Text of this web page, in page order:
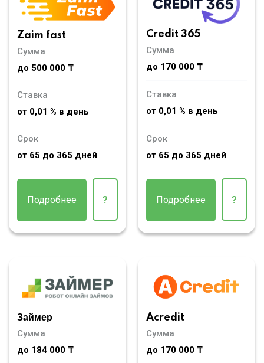
Zaim fast
Сумма
до 500 000 ₸
Ставка
от 0,01 % в день
Срок
от 65 до 365 дней
Подробнее ?
Credit 365
Сумма
до 170 000 ₸
Ставка
от 0,01 % в день
Срок
от 65 до 365 дней
Подробнее ?
Займер
Сумма
до 184 000 ₸
Acredit
Сумма
до 170 000 ₸